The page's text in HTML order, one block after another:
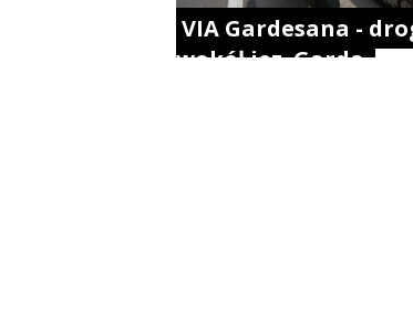
VIA Gardesana -
wokół jez. Garda.